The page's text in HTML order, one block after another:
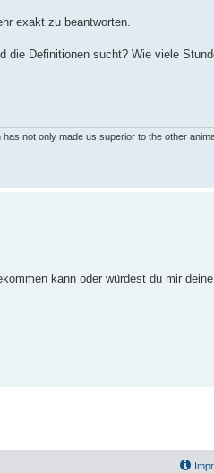
exakt zu beantworten.
die Definitionen sucht? Wie viele
not only made us superior to the other
kann oder würdest du mir